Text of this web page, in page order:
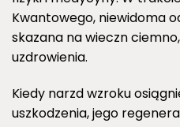
Kwantowego, niewidoma
skazana na wieczn
uzdrowienia.
Kiedy narzd wzroku
uszkodzenia, jego